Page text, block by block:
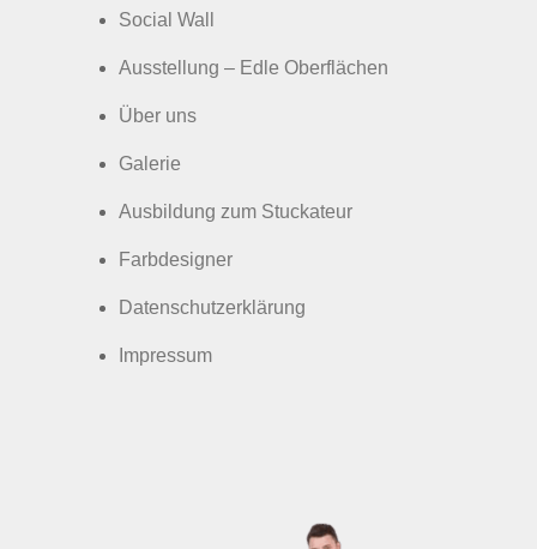
Social Wall
Ausstellung – Edle Oberflächen
Über uns
Galerie
Ausbildung zum Stuckateur
Farbdesigner
Datenschutzerklärung
Impressum